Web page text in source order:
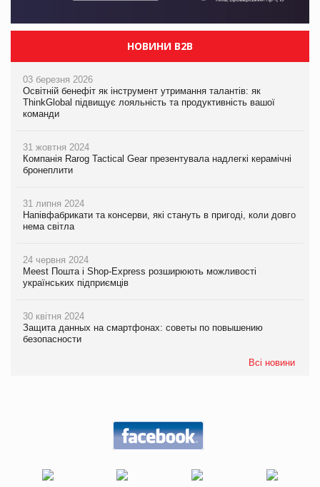
НОВИНИ B2B
03 березня 2026
Освітній бенефіт як інструмент утримання талантів: як
ThinkGlobal підвищує лояльність та продуктивність вашої
команди
31 жовтня 2024
Компанія Rarog Tactical Gear презентувала надлегкі керамічні
бронеплити
31 липня 2024
Напівфабрикати та консерви, які стануть в пригоді, коли довго
нема світла
24 червня 2024
Meest Пошта і Shop-Express розширюють можливості
українських підприємців
30 квітня 2024
Защита данных на смартфонах: советы по повышению
безопасности
Всі новини